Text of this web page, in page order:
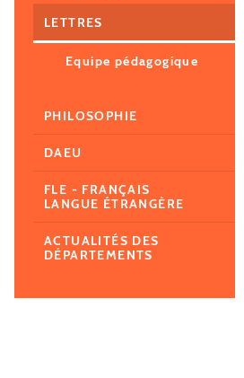
LETTRES
Equipe pédagogique
PHILOSOPHIE
DAEU
FLE - FRANÇAIS
LANGUE ÉTRANGÈRE
ACTUALITÉS DES
DÉPARTEMENTS